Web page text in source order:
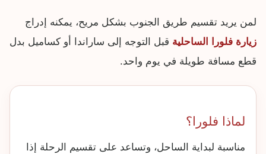
لمن يريد تقسيم طريق الجنوب بشكل مريح، يمكنه إدراج
زيارة فلورا الساحلية قبل التوجه إلى ساراندا أو كساميل بدل
قطع مسافة طويلة في يوم واحد.
لماذا فلورا؟
مناسبة لبداية الساحل، وتساعد على تقسيم الرحلة إذا